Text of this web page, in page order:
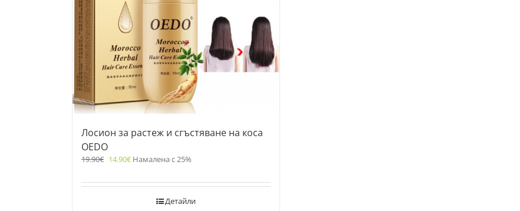
Лосион за растеж и сгъстяване на коса
OEDO
19.90€ 14.90€ Намалена с 25%
Детайли